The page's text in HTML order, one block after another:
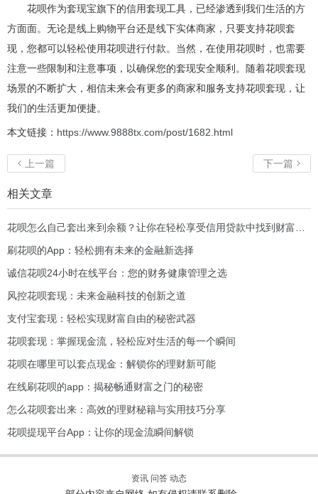
花呗作为套现宝旗下的信用套现工具，已经渗透到我们生活的方
方面面。无论是线上购物平台还是线下实体商家，只要支持花呗套
现，您都可以轻松使用花呗进行付款。当然，在使用花呗时，也需要
注意一些限制和注意事项，以确保您的套现安全顺利。随着花呗套现
场景的不断扩大，相信未来会有更多的商家和服务支持花呗套现，让
我们的生活更加便捷。
本文链接： https://www.9888tx.com/post/1682.html
 上一篇 下一篇 
相关文章
刷花呗的App：轻松拥有未来的金融新选择
诚信花呗24小时在线平台：您的财务健康管理之选
风控花呗套现：未来金融科技的创新之道
支付宝套现：轻松实现财富自由的秘密武器
花呗套现：掌握现金流，轻松应对生活的每一个瞬间
花呗在哪里可以套点现金：解锁你的理财新可能
在线刷花呗的app：揭秘畅通财富之门的秘密
怎么花呗套出来：高效的理财秘籍与实用技巧分享
花呗提现平台App：让你的现金流瞬间解锁
资讯 问答 动态